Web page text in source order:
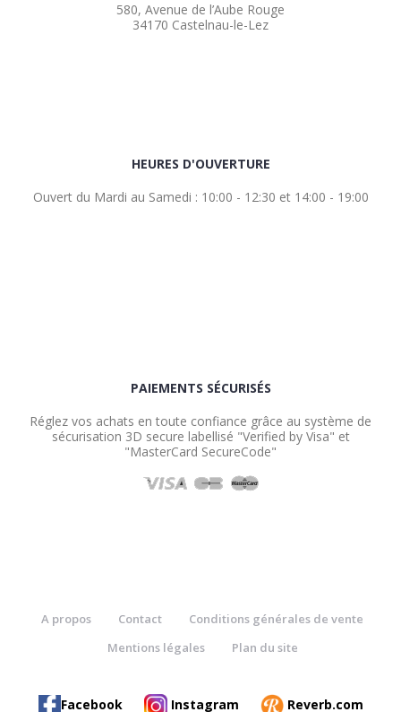
580, Avenue de l’Aube Rouge
34170 Castelnau-le-Lez
HEURES D'OUVERTURE
Ouvert du Mardi au Samedi : 10:00 - 12:30 et 14:00 - 19:00
PAIEMENTS SÉCURISÉS
Réglez vos achats en toute confiance grâce au système de
sécurisation 3D secure labellisé "Verified by Visa" et
"MasterCard SecureCode"
A propos Contact
Conditions générales de vente
Mentions légales
Plan du site
Facebook Instagram Reverb.com